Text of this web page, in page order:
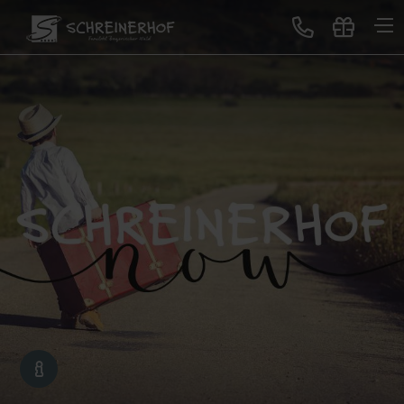
Treten Sie ein
Gastgeber & Geschichte
Lageplan & Virtuelle Tour
Neues im Schreinerhof
Genuss
All-Inclusive Premium Buffet-Restaurant Erlebnisbar
Sonntagslunch
Service für Sie
Schreinerhof Family